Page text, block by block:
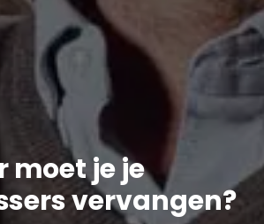
moet je je
vervangen?